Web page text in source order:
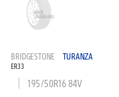
BRIDGESTONE TURANZA
ER33
195/50R16 84V